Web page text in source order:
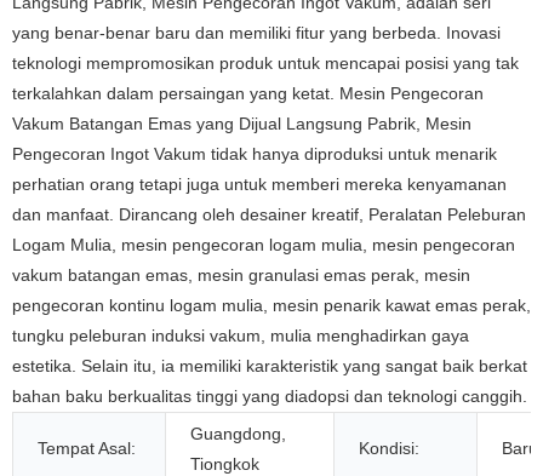
yang benar-benar baru dan memiliki fitur yang berbeda. Inovasi
teknologi mempromosikan produk untuk mencapai posisi yang tak
terkalahkan dalam persaingan yang ketat. Mesin Pengecoran
Vakum Batangan Emas yang Dijual Langsung Pabrik, Mesin
Pengecoran Ingot Vakum tidak hanya diproduksi untuk menarik
perhatian orang tetapi juga untuk memberi mereka kenyamanan
dan manfaat. Dirancang oleh desainer kreatif, Peralatan Peleburan
Logam Mulia, mesin pengecoran logam mulia, mesin pengecoran
vakum batangan emas, mesin granulasi emas perak, mesin
pengecoran kontinu logam mulia, mesin penarik kawat emas perak,
tungku peleburan induksi vakum, mulia menghadirkan gaya
estetika. Selain itu, ia memiliki karakteristik yang sangat baik berkat
bahan baku berkualitas tinggi yang diadopsi dan teknologi canggih.
Tempat Asal:
Guangdong,
Tiongkok
Kondisi: Baru